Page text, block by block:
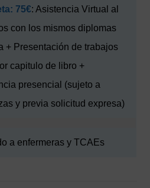
75€: Asistencia Virtual al
con los mismos diplomas
+ Presentación de trabajos
capitulo de libro +
presencial (sujeto a
y previa solicitud expresa)
a enfermeras y TCAEs